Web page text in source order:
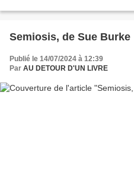
Semiosis, de Sue Burke
Publié le 14/07/2024 à 12:39
Par AU DETOUR D'UN LIVRE